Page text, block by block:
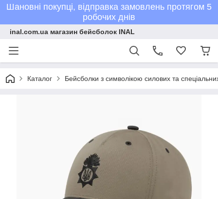
Шановні покупці, відправка замовлень протягом 5
робочих днів
inal.com.ua магазин бейсболок INAL
Каталог Бейсболки з символікою силових та